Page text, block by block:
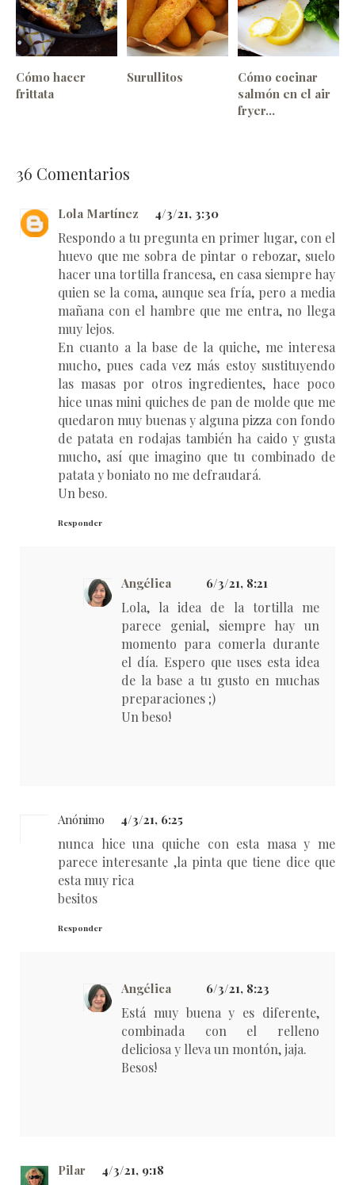
Cómo hacer
frittata
Surullitos
Cómo cocinar
salmón en el air
fryer...
36 Comentarios
Lola Martínez 4/3/21, 3:30
Respondo a tu pregunta en primer lugar, con el
huevo que me sobra de pintar o rebozar, suelo
hacer una tortilla francesa, en casa siempre hay
quien se la coma, aunque sea fría, pero a media
mañana con el hambre que me entra, no llega
muy lejos.
En cuanto a la base de la quiche, me interesa
mucho, pues cada vez más estoy sustituyendo
las masas por otros ingredientes, hace poco
hice unas mini quiches de pan de molde que me
quedaron muy buenas y alguna pizza con fondo
de patata en rodajas también ha caido y gusta
mucho, así que imagino que tu combinado de
patata y boniato no me defraudará.
Un beso.
Responder
Angélica 6/3/21, 8:21
Lola, la idea de la tortilla me
parece genial, siempre hay un
momento para comerla durante
el día. Espero que uses esta idea
de la base a tu gusto en muchas
preparaciones ;)
Un beso!
Anónimo 4/3/21, 6:25
nunca hice una quiche con esta masa y me
parece interesante ,la pinta que tiene dice que
esta muy rica
besitos
Responder
Angélica 6/3/21, 8:23
Está muy buena y es diferente,
combinada con el relleno
deliciosa y lleva un montón, jaja.
Besos!
Pilar 4/3/21, 9:18